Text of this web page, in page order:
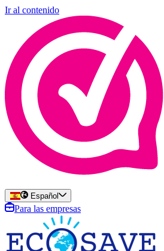
Ir al contenido
Español
Para las empresas